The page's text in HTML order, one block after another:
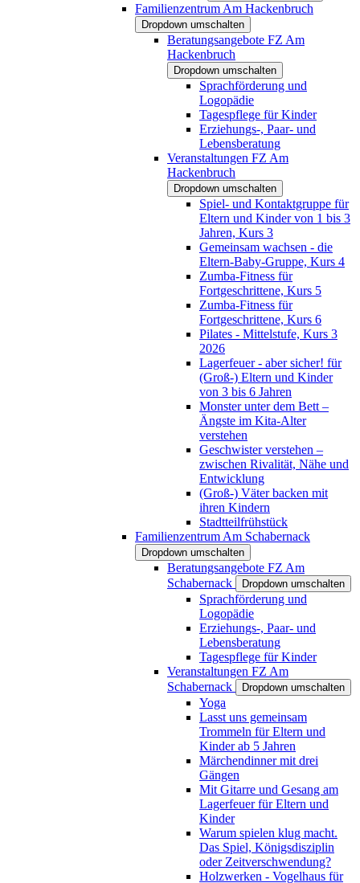
Familienzentrum Am Hackenbruch
Dropdown umschalten
Beratungsangebote FZ Am
Hackenbruch
Dropdown umschalten
Sprachförderung und
Logopädie
Tagespflege für Kinder
Erziehungs-, Paar- und
Lebensberatung
Veranstaltungen FZ Am
Hackenbruch
Dropdown umschalten
Spiel- und Kontaktgruppe für
Eltern und Kinder von 1 bis 3
Jahren, Kurs 3
Gemeinsam wachsen - die
Eltern-Baby-Gruppe, Kurs 4
Zumba-Fitness für
Fortgeschrittene, Kurs 5
Zumba-Fitness für
Fortgeschrittene, Kurs 6
Pilates - Mittelstufe, Kurs 3
2026
Lagerfeuer - aber sicher! für
(Groß-) Eltern und Kinder
von 3 bis 6 Jahren
Monster unter dem Bett –
Ängste im Kita-Alter
verstehen
Geschwister verstehen –
zwischen Rivalität, Nähe und
Entwicklung
(Groß-) Väter backen mit
ihren Kindern
Stadtteilfrühstück
Familienzentrum Am Schabernack
Dropdown umschalten
Beratungsangebote FZ Am
Schabernack
Dropdown umschalten
Sprachförderung und
Logopädie
Erziehungs-, Paar- und
Lebensberatung
Tagespflege für Kinder
Veranstaltungen FZ Am
Schabernack
Dropdown umschalten
Yoga
Lasst uns gemeinsam
Trommeln für Eltern und
Kinder ab 5 Jahren
Märchendinner mit drei
Gängen
Mit Gitarre und Gesang am
Lagerfeuer für Eltern und
Kinder
Warum spielen klug macht.
Das Spiel, Königsdisziplin
oder Zeitverschwendung?
Holzwerken - Vogelhaus für